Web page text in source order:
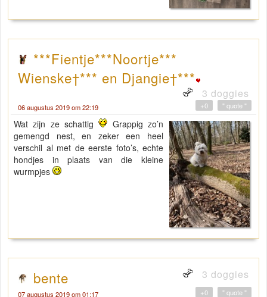
***Fientje***Noortje***
Wienske†*** en Djangie†***
3 doggies
06 augustus 2019 om 22:19 " quote "
+0
Wat zijn ze schattig
Grappig zo’n
gemengd nest, en zeker een heel
verschil al met de eerste foto’s, echte
hondjes in plaats van die kleine
wurmpjes
bente 3 doggies
07 augustus 2019 om 01:17 " quote "
+0